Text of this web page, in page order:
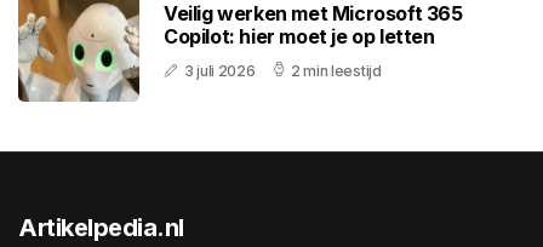
Veilig werken met Microsoft 365
Copilot: hier moet je op letten
3 juli 2026 2 min leestijd
Artikelpedia.nl